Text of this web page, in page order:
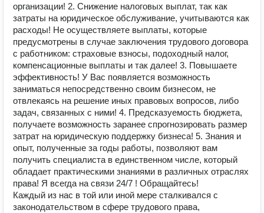
организации! 2. Снижение налоговых выплат, так как
затраты на юридическое обслуживание, учитываются как
расходы! Не осуществляете выплаты, которые
предусмотрены в случае заключения трудового договора
с работником: страховые взносы, подоходный налог,
компенсационные выплаты и так далее! 3. Повышаете
эффективность! У Вас появляется возможность
заниматься непосредственно своим бизнесом, не
отвлекаясь на решение иных правовых вопросов, либо
задач, связанных с ними! 4. Предсказуемость бюджета,
получаете возможность заранее спрогнозировать размер
затрат на юридическую поддержку бизнеса! 5. Знания и
опыт, полученные за годы работы, позволяют вам
получить специалиста в единственном числе, который
обладает практическими знаниями в различных отраслях
права! Я всегда на связи 24/7 ! Обращайтесь!
Каждый из нас в той или иной мере сталкивался с
законодательством в сфере трудового права,